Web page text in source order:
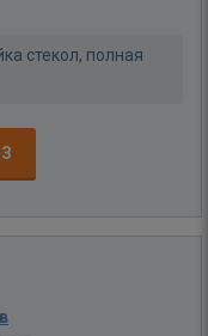
стекол, полная